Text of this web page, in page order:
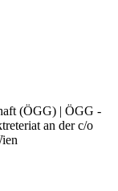
(ÖGG) | ÖGG -
an der c/o